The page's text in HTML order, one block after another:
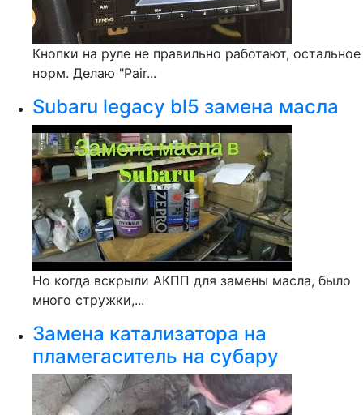
Кнопки на руле не правильно работают, остальное
норм. Делаю "Pair...
Subaru legacy bl5 замена масла
Но когда вскрыли АКПП для замены масла, было
много стружки,...
Замена катализатора на
пламегаситель на субару